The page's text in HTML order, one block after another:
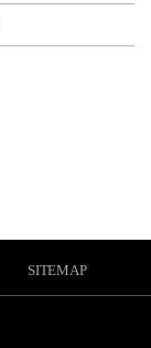
SITEMAP